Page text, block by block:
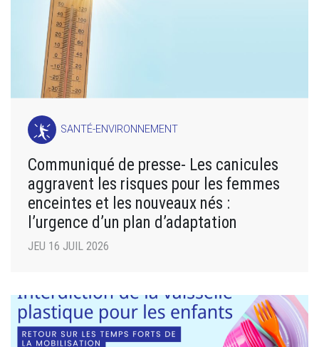
SANTÉ-ENVIRONNEMENT
Communiqué de presse- Les canicules
aggravent les risques pour les femmes
enceintes et les nouveaux nés :
l’urgence d’un plan d’adaptation
JEU 16 JUIL 2026